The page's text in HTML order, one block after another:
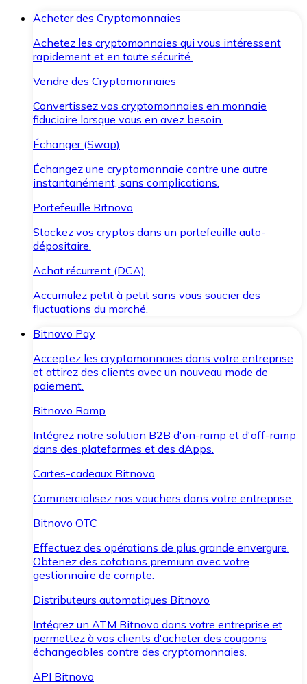
Acheter des Cryptomonnaies
Achetez les cryptomonnaies qui vous intéressent
rapidement et en toute sécurité.
Vendre des Cryptomonnaies
Convertissez vos cryptomonnaies en monnaie
fiduciaire lorsque vous en avez besoin.
Échanger (Swap)
Échangez une cryptomonnaie contre une autre
instantanément, sans complications.
Portefeuille Bitnovo
Stockez vos cryptos dans un portefeuille auto-
dépositaire.
Achat récurrent (DCA)
Accumulez petit à petit sans vous soucier des
fluctuations du marché.
Bitnovo Pay
Acceptez les cryptomonnaies dans votre entreprise
et attirez des clients avec un nouveau mode de
paiement.
Bitnovo Ramp
Intégrez notre solution B2B d'on-ramp et d'off-ramp
dans des plateformes et des dApps.
Cartes-cadeaux Bitnovo
Commercialisez nos vouchers dans votre entreprise.
Bitnovo OTC
Effectuez des opérations de plus grande envergure.
Obtenez des cotations premium avec votre
gestionnaire de compte.
Distributeurs automatiques Bitnovo
Intégrez un ATM Bitnovo dans votre entreprise et
permettez à vos clients d'acheter des coupons
échangeables contre des cryptomonnaies.
API Bitnovo